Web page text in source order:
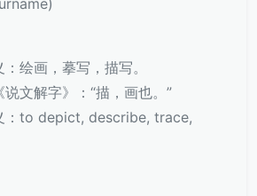
绘画，摹写，描写。
说文解字》：“描，画也。”
：to depict, describe, trace,